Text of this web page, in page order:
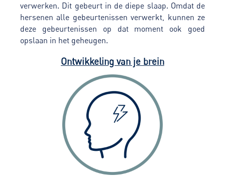
verwerken. Dit gebeurt in de diepe slaap. Omdat de
hersenen alle gebeurtenissen verwerkt, kunnen ze
deze gebeurtenissen op dat moment ook goed
opslaan in het geheugen.
Ontwikkeling van je brein